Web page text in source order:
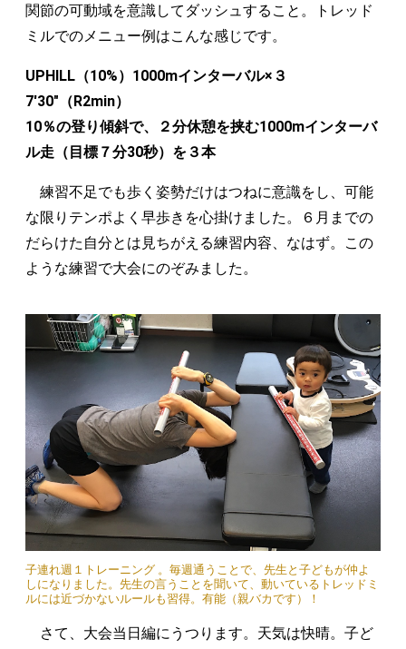
関節の可動域を意識してダッシュすること。トレッド
ミルでのメニュー例はこんな感じです。
UPHILL（10%）1000mインターバル×３
7'30"（R2min）
10％の登り傾斜で、２分休憩を挟む1000mインターバ
ル走（目標７分30秒）を３本
練習不足でも歩く姿勢だけはつねに意識をし、可能
な限りテンポよく早歩きを心掛けました。６月までの
だらけた自分とは見ちがえる練習内容、なはず。この
ような練習で大会にのぞみました。
子連れ週１トレーニング 。毎週通うことで、先生と子どもが仲よ
しになりました。先生の言うことを聞いて、動いているトレッドミ
ルには近づかないルールも習得。有能（親バカです）！
さて、大会当日編にうつります。天気は快晴。子ど